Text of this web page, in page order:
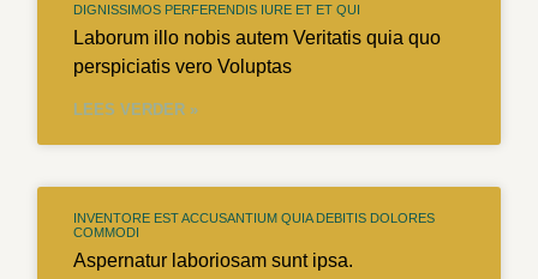
DIGNISSIMOS PERFERENDIS IURE ET ET QUI
Laborum illo nobis autem Veritatis quia quo
perspiciatis vero Voluptas
LEES VERDER »
INVENTORE EST ACCUSANTIUM QUIA DEBITIS DOLORES
COMMODI
Aspernatur laboriosam sunt ipsa.